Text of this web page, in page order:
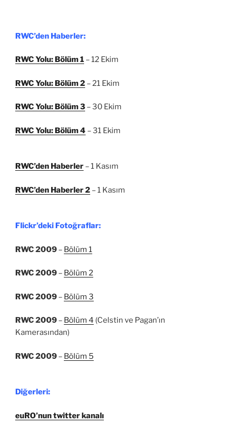
RWC’den Haberler:
RWC Yolu: Bölüm 1 – 12 Ekim
RWC Yolu: Bölüm 2 – 21 Ekim
RWC Yolu: Bölüm 3 – 30 Ekim
RWC Yolu: Bölüm 4 – 31 Ekim
RWC’den Haberler – 1 Kasım
RWC’den Haberler 2 – 1 Kasım
Flickr’deki Fotoğraflar:
RWC 2009 – Bölüm 1
RWC 2009 – Bölüm 2
RWC 2009 – Bölüm 3
RWC 2009 – Bölüm 4 (Celstin ve Pagan’ın
Kamerasından)
RWC 2009 – Bölüm 5
Diğerleri:
euRO’nun twitter kanalı